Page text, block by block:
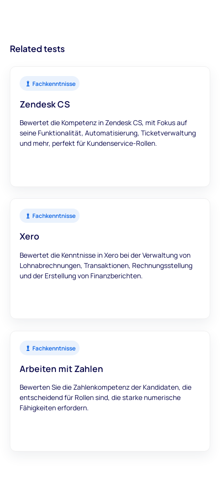
Einstellungsentscheidungen zu unterstützen.
Related tests
Fachkenntnisse
Zendesk CS
Bewertet die Kompetenz in Zendesk CS, mit Fokus auf
seine Funktionalität, Automatisierung, Ticketverwaltung
und mehr, perfekt für Kundenservice-Rollen.
Fachkenntnisse
Xero
Bewertet die Kenntnisse in Xero bei der Verwaltung von
Lohnabrechnungen, Transaktionen, Rechnungsstellung
und der Erstellung von Finanzberichten.
Fachkenntnisse
Arbeiten mit Zahlen
Bewerten Sie die Zahlenkompetenz der Kandidaten, die
entscheidend für Rollen sind, die starke numerische
Fähigkeiten erfordern.